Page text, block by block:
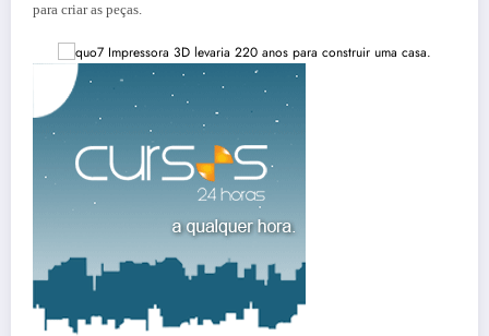
para criar as peças.